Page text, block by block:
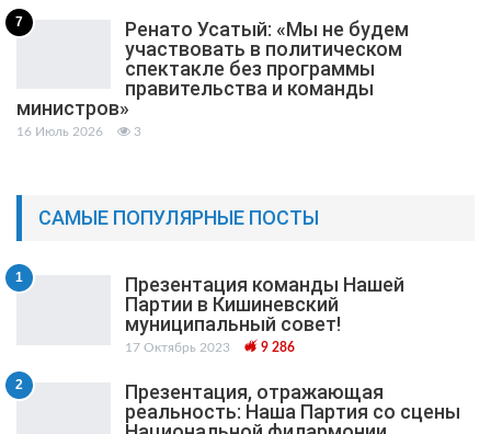
7
Ренато Усатый: «Мы не будем
участвовать в политическом
спектакле без программы
правительства и команды
министров»
16 Июль 2026 3
САМЫЕ ПОПУЛЯРНЫЕ ПОСТЫ
1
Презентация команды Нашей
Партии в Кишиневский
муниципальный cовет!
17 Октябрь 2023 9 286
2
Презентация, отражающая
реальность: Наша Партия со сцены